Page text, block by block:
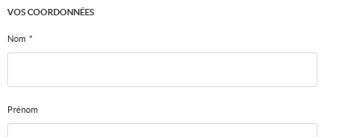
VOS COORDONNÉES
Nom *
Prénom